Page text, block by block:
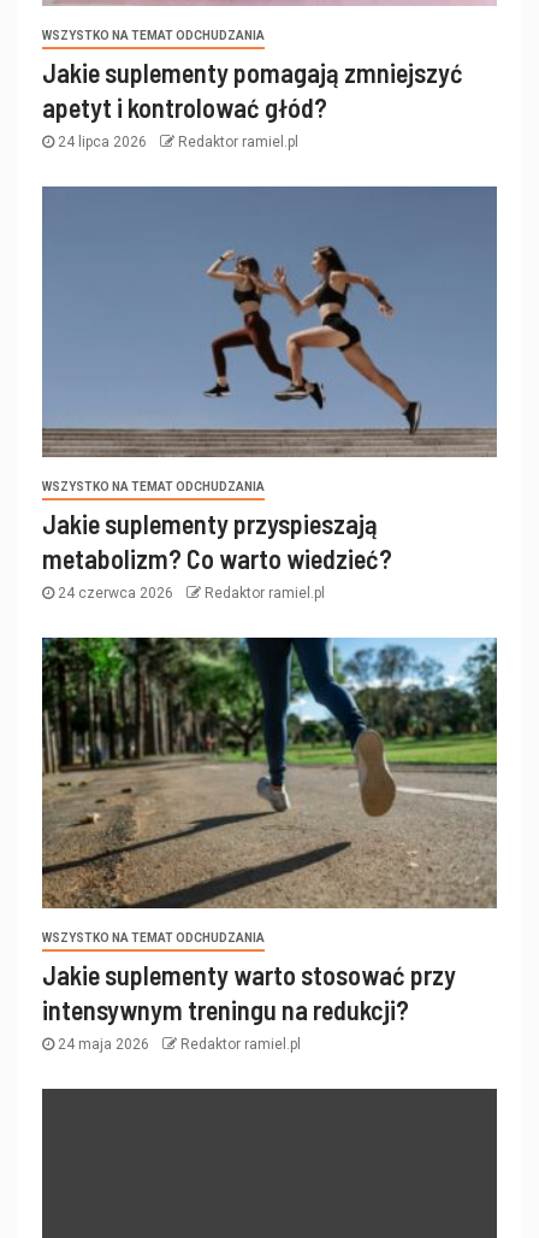
WSZYSTKO NA TEMAT ODCHUDZANIA
Jakie suplementy pomagają zmniejszyć
apetyt i kontrolować głód?
24 lipca 2026 Redaktor ramiel.pl
WSZYSTKO NA TEMAT ODCHUDZANIA
Jakie suplementy przyspieszają
metabolizm? Co warto wiedzieć?
24 czerwca 2026 Redaktor ramiel.pl
WSZYSTKO NA TEMAT ODCHUDZANIA
Jakie suplementy warto stosować przy
intensywnym treningu na redukcji?
24 maja 2026 Redaktor ramiel.pl